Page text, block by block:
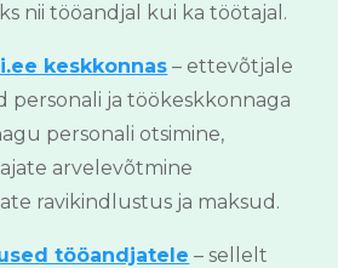
nii tööandjal kui ka töötajal.
keskkonnas – ettevõtjale
ja töökeskkonnaga
personali otsimine,
arvelevõtmine
ravikindlustus ja maksud.
tööandjatele – sellelt